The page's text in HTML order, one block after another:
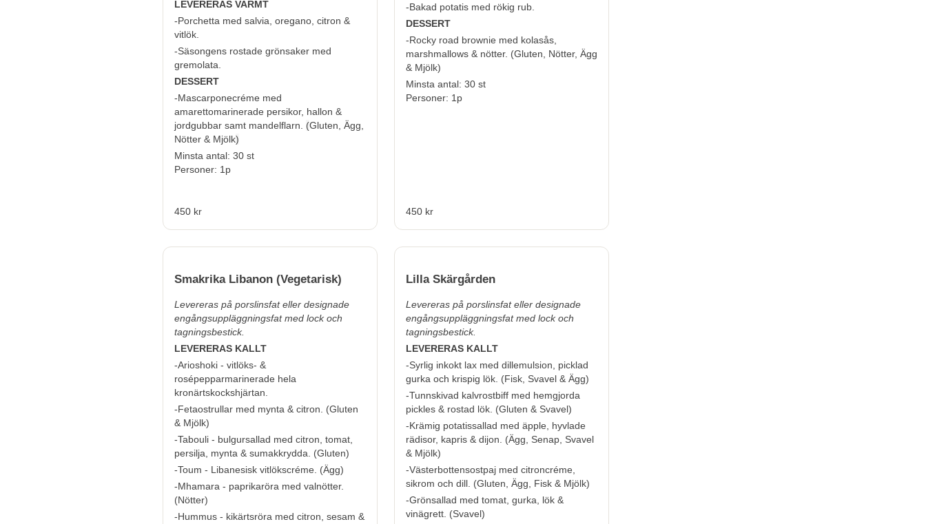
LEVERERAS VARMT
-Porchetta med salvia, oregano, citron &
vitlök.
-Säsongens rostade grönsaker med
gremolata.
DESSERT
-Mascarponecréme med
amarettomarinerade persikor, hallon &
jordgubbar samt mandelflarn. (Gluten, Ägg,
Nötter & Mjölk)
Minsta antal: 30 st
Personer: 1p
450 kr
-Bakad potatis med rökig rub.
DESSERT
-Rocky road brownie med kolasås,
marshmallows & nötter. (Gluten, Nötter, Ägg
& Mjölk)
Minsta antal: 30 st
Personer: 1p
450 kr
Smakrika Libanon (Vegetarisk)
Levereras på porslinsfat eller designade
engångsuppläggningsfat med lock och
tagningsbestick.
LEVERERAS KALLT
-Arioshoki - vitlöks- &
rosépepparmarinerade hela
kronärtskockshjärtan.
-Fetaostrullar med mynta & citron. (Gluten
& Mjölk)
-Tabouli - bulgursallad med citron, tomat,
persilja, mynta & sumakkrydda. (Gluten)
-Toum - Libanesisk vitlökscréme. (Ägg)
-Mhamara - paprikaröra med valnötter.
(Nötter)
-Hummus - kikärtsröra med citron, sesam &
Lilla Skärgården
Levereras på porslinsfat eller designade
engångsuppläggningsfat med lock och
tagningsbestick.
LEVERERAS KALLT
-Syrlig inkokt lax med dillemulsion, picklad
gurka och krispig lök. (Fisk, Svavel & Ägg)
-Tunnskivad kalvrostbiff med hemgjorda
pickles & rostad lök. (Gluten & Svavel)
-Krämig potatissallad med äpple, hyvlade
rädisor, kapris & dijon. (Ägg, Senap, Svavel
& Mjölk)
-Västerbottensostpaj med citroncréme,
sikrom och dill. (Gluten, Ägg, Fisk & Mjölk)
-Grönsallad med tomat, gurka, lök &
vinägrett. (Svavel)